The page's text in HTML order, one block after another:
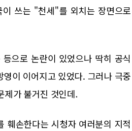
쓰는 "천세"를 외치는 장면으로
으로 논란이 있었으나 딱히 공식
이 이어지고 있었다. 그러나 극중
제가 불거진 것인데.
훼손한다는 시청자 여러분의 지적